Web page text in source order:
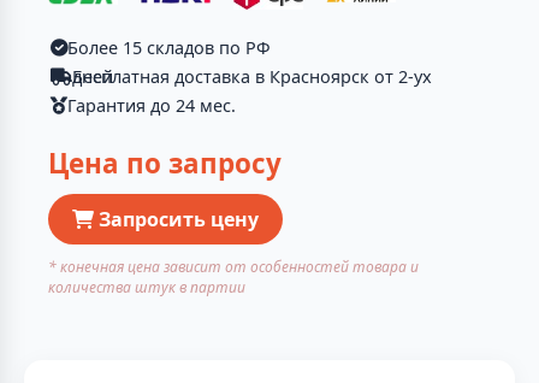
Более 15 складов по РФ
Бесплатная доставка в Красноярск от 2-ух дней
Гарантия до 24 мес.
Цена по запросу
Запросить цену
* конечная цена зависит от особенностей товара и
количества штук в партии